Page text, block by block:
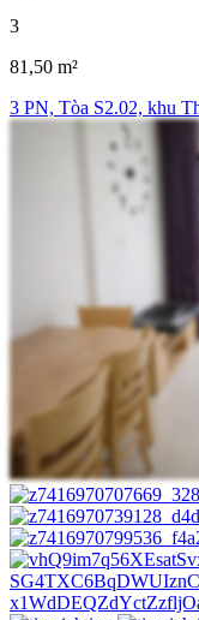
3
81,50 m²
3 PN, Tòa S2.02, khu